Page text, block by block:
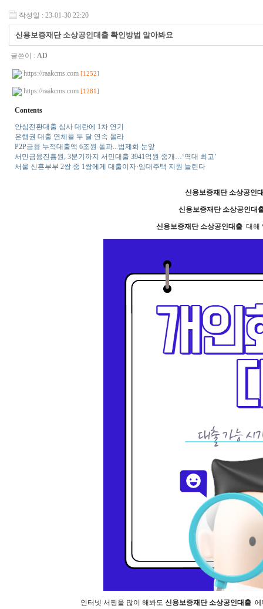
작성일 : 23-01-30 22:20
신용보증재단 소상공인대출 확인방법 알아봐요
글쓴이 : AD
https://raakcms.com [1252]
https://raakcms.com [1281]
Contents
안심전환대출 심사 대란에 1차 연기
은행권 대출 연체율 두 달 연속 올라
P2P금융 누적대출액 6조원 돌파...법제화 눈앞
서민금융진흥원, 3분기까지 서민대출 3941억원 중개…‘역대 최고’
서울 신혼부부 2쌍 중 1쌍에게 대출이자·임대주택 지원 늘린다
신용보증재단 소상공인
신용보증재단 소상공인대
신용보증재단 소상공인대출 대해
인터넷 서핑을 많이 해봐도 신용보증재단 소상공인대출에